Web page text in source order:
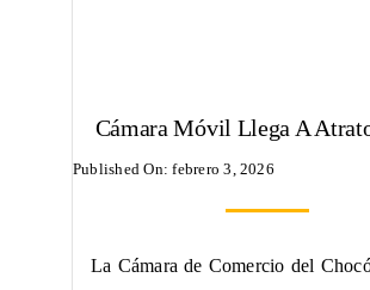
Cámara Móvil Llega A
Published On: febrero 3, 2026
La Cámara de Comercio del